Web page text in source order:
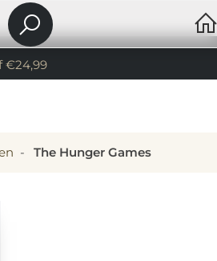
€24,99
- The Hunger Games